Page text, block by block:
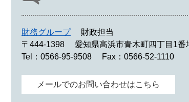
財務グループ
財政担当
〒444-1398
愛知県高浜市青木町四丁目1番
Tel：0566-95-9508
Fax：0566-52-1110
メールでのお問い合わせはこちら